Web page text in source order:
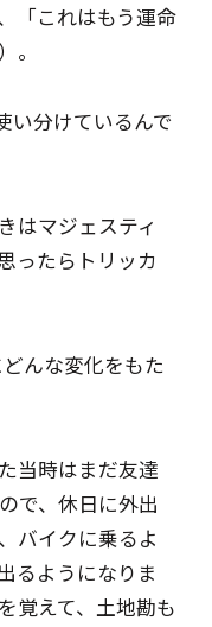
「これはもう運命
。
分けているんで
はマジェスティ
ったらトリッカ
んな変化をもた
当時はまだ友達
で、休日に外出
バイクに乗るよ
るようになりま
覚えて、土地勘も